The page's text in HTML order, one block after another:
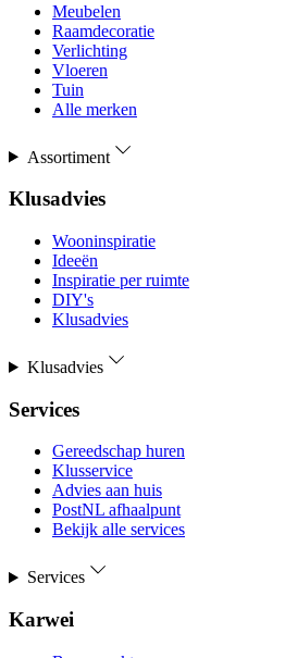
Meubelen
Raamdecoratie
Verlichting
Vloeren
Tuin
Alle merken
Assortiment
Klusadvies
Wooninspiratie
Ideeën
Inspiratie per ruimte
DIY's
Klusadvies
Klusadvies
Services
Gereedschap huren
Klusservice
Advies aan huis
PostNL afhaalpunt
Bekijk alle services
Services
Karwei